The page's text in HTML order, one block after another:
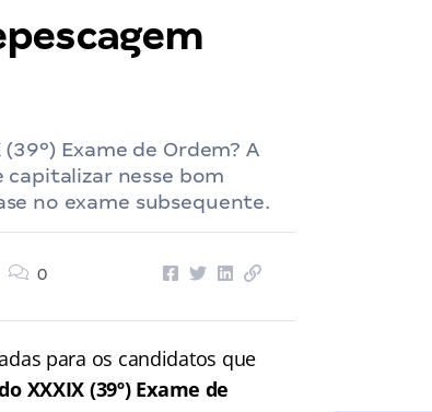
Exame de Ordem? A
capitalizar nesse bom
no exame subsequente.
0
para os candidatos que
XXXIX (39º) Exame de